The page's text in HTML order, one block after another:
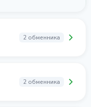
2 обменника
2 обменника